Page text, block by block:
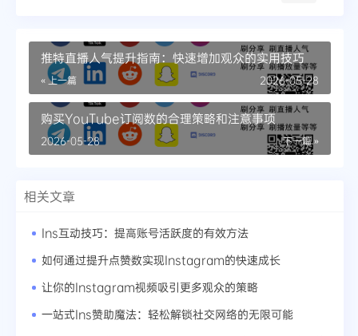
推特直播人气提升指南：快速增加观众的实用技巧
« 上一篇 2026-05-28
购买YouTube订阅数的合理策略和注意事项
下一篇 »
2026-05-28
相关文章
Ins互动技巧：提高账号活跃度的有效方法
如何通过提升点赞数实现Instagram的快速成长
让你的Instagram视频吸引更多观众的策略
一站式Ins赞助魔法：轻松解锁社交网络的无限可能